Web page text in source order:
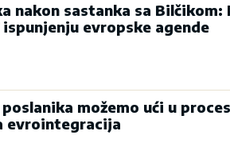
nakon sastanka sa
ispunjenju evropske agende
poslanika možemo ući u
evrointegracija